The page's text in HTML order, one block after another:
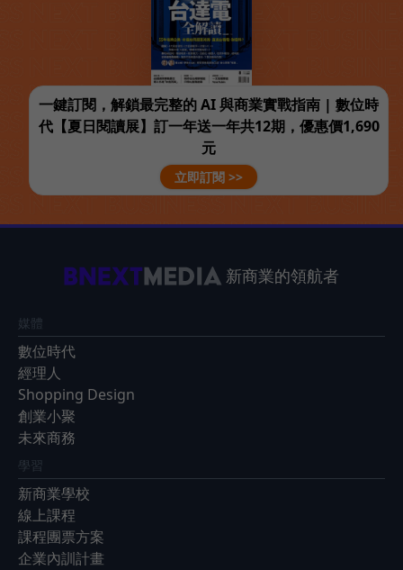
一鍵訂閱，解鎖最完整的 AI 與商業實戰指南 | 數位時
代【夏日閱讀展】訂一年送一年共12期，優惠價1,690
元
立即訂閱 >>
新商業的領航者
媒體
數位時代
經理人
Shopping Design
創業小聚
未來商務
學習
新商業學校
線上課程
課程團票方案
企業內訓計畫